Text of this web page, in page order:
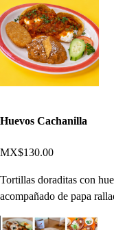
Huevos Cachanilla
MX$130.00
Tortillas doraditas con
acompañado de papa